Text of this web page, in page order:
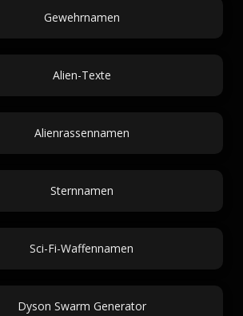
Gewehrnamen
Alien-Texte
Alienrassennamen
Sternnamen
Sci-Fi-Waffennamen
Dyson Swarm Generator